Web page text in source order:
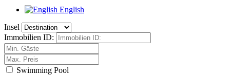
English
Insel
Immobilien ID:
Swimming Pool